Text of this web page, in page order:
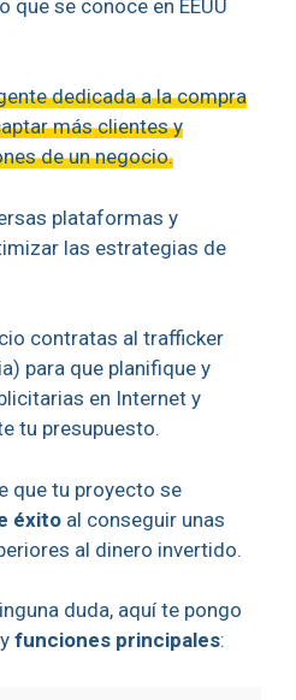
que se conoce en EEUU
dedicada a la compra
más clientes y
de un negocio.
plataformas y
las estrategias de
contratas al trafficker
para que planifique y
en Internet y
tu presupuesto.
que tu proyecto se
éxitoal conseguir unas
al dinero invertido.
duda, aquí te pongo
funciones principales: